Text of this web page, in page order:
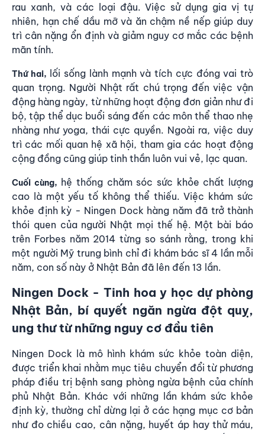
rau xanh, và các loại đậu. Việc sử dụng gia vị tự
nhiên, hạn chế dầu mỡ và ăn chậm nề nếp giúp duy
trì cân nặng ổn định và giảm nguy cơ mắc các bệnh
mãn tính.
Thứ hai, lối sống lành mạnh và tích cực đóng vai trò
quan trọng. Người Nhật rất chú trọng đến việc vận
động hàng ngày, từ những hoạt động đơn giản như đi
bộ, tập thể dục buổi sáng đến các môn thể thao nhẹ
nhàng như yoga, thái cực quyền. Ngoài ra, việc duy
trì các mối quan hệ xã hội, tham gia các hoạt động
cộng đồng cũng giúp tinh thần luôn vui vẻ, lạc quan.
Cuối cùng, hệ thống chăm sóc sức khỏe chất lượng
cao là một yếu tố không thể thiếu. Việc khám sức
khỏe định kỳ - Ningen Dock hàng năm đã trở thành
thói quen của người Nhật mọi thế hệ. Một bài báo
trên Forbes năm 2014 từng so sánh rằng, trong khi
một người Mỹ trung bình chỉ đi khám bác sĩ 4 lần mỗi
năm, con số này ở Nhật Bản đã lên đến 13 lần.
Ningen Dock - Tinh hoa y học dự phòng
Nhật Bản, bí quyết ngăn ngừa đột quỵ,
ung thư từ những nguy cơ đầu tiên
Ningen Dock là mô hình khám sức khỏe toàn diện,
được triển khai nhằm mục tiêu chuyển đổi từ phương
pháp điều trị bệnh sang phòng ngừa bệnh của chính
phủ Nhật Bản. Khác với những lần khám sức khỏe
định kỳ, thường chỉ dừng lại ở các hạng mục cơ bản
như đo chiều cao, cân nặng, huyết áp hay thử máu,